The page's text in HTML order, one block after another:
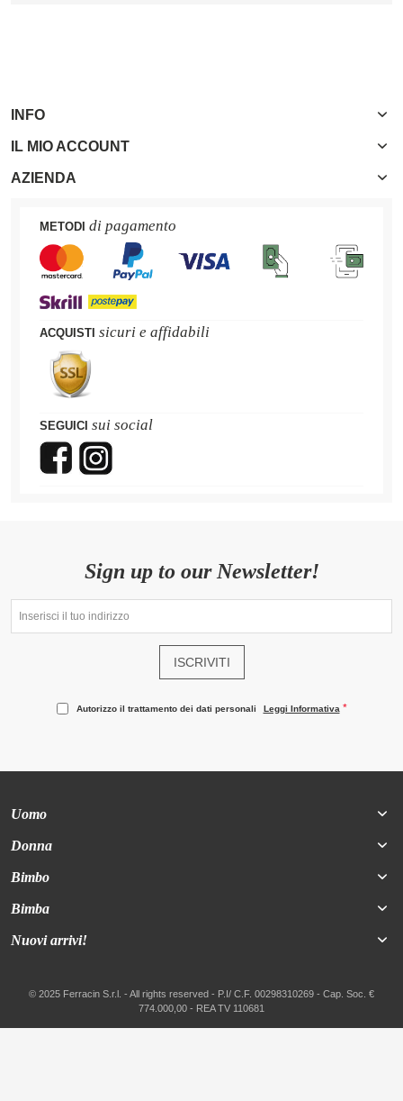
INFO
IL MIO ACCOUNT
AZIENDA
METODI di pagamento
ACQUISTI sicuri e affidabili
SEGUICI sui social
Sign up to our Newsletter!
ISCRIVITI
Autorizzo il trattamento dei dati personali Leggi Informativa
Uomo
Donna
Bimbo
Bimba
Nuovi arrivi!
© 2025 Ferracin S.r.l. - All rights reserved - P.I/ C.F. 00298310269 - Cap. Soc. €
774.000,00 - REA TV 110681